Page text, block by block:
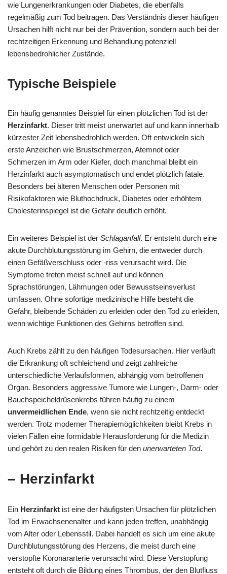
wie Lungenerkrankungen oder Diabetes, die ebenfalls
regelmäßig zum Tod beitragen. Das Verständnis dieser häufigen
Ursachen hilft nicht nur bei der Prävention, sondern auch bei der
rechtzeitigen Erkennung und Behandlung potenziell
lebensbedrohlicher Zustände.
Typische Beispiele
Ein häufig genanntes Beispiel für einen plötzlichen Tod ist der
Herzinfarkt. Dieser tritt meist unerwartet auf und kann innerhalb
kürzester Zeit lebensbedrohlich werden. Oft entwickeln sich
erste Anzeichen wie Brustschmerzen, Atemnot oder
Schmerzen im Arm oder Kiefer, doch manchmal bleibt ein
Herzinfarkt auch asymptomatisch und endet plötzlich fatale.
Besonders bei älteren Menschen oder Personen mit
Risikofaktoren wie Bluthochdruck, Diabetes oder erhöhtem
Cholesterinspiegel ist die Gefahr deutlich erhöht.
Ein weiteres Beispiel ist der Schlaganfall. Er entsteht durch eine
akute Durchblutungsstörung im Gehirn, die entweder durch
einen Gefäßverschluss oder -riss verursacht wird. Die
Symptome treten meist schnell auf und können
Sprachstörungen, Lähmungen oder Bewusstseinsverlust
umfassen. Ohne sofortige medizinische Hilfe besteht die
Gefahr, bleibende Schäden zu erleiden oder den Tod zu erleiden,
wenn wichtige Funktionen des Gehirns betroffen sind.
Auch Krebs zählt zu den häufigen Todesursachen. Hier verläuft
die Erkrankung oft schleichend und zeigt zahlreiche
unterschiedliche Verlaufsformen, abhängig vom betroffenen
Organ. Besonders aggressive Tumore wie Lungen-, Darm- oder
Bauchspeicheldrüsenkrebs führen häufig zu einem
unvermeidlichen Ende, wenn sie nicht rechtzeitig entdeckt
werden. Trotz moderner Therapiemöglichkeiten bleibt Krebs in
vielen Fällen eine formidable Herausforderung für die Medizin
und gehört zu den realen Risiken für den unerwarteten Tod.
– Herzinfarkt
Ein Herzinfarkt ist eine der häufigsten Ursachen für plötzlichen
Tod im Erwachsenenalter und kann jeden treffen, unabhängig
vom Alter oder Lebensstil. Dabei handelt es sich um eine akute
Durchblutungsstörung des Herzens, die meist durch eine
verstopfte Koronararterie verursacht wird. Diese Verstopfung
entsteht oft durch die Bildung eines Thrombus, der den Blutfluss